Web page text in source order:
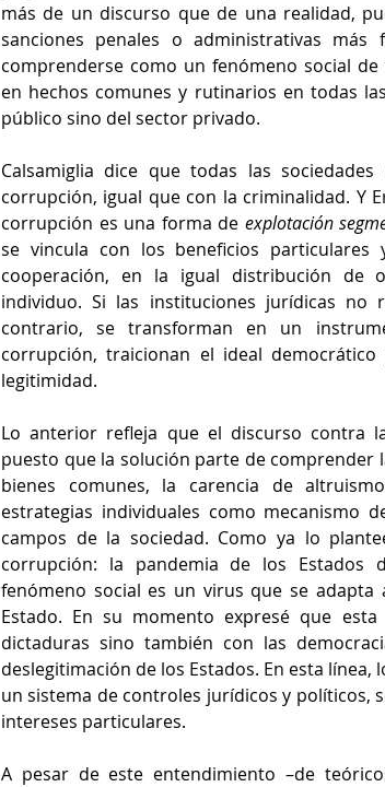
más de un discurso que de una realidad,
sanciones penales o administrativas
comprenderse como un fenómeno social
en hechos comunes y rutinarios en todas
público sino del sector privado.
Calsamiglia dice que todas las
corrupción, igual que con la criminalidad. Y
corrupción es una forma de explotación
se vincula con los beneficios
cooperación, en la igual distribución de
individuo. Si las instituciones jurídicas
contrario, se transforman en un
corrupción, traicionan el ideal
legitimidad.
Lo anterior refleja que el discurso contra
puesto que la solución parte de comprender
bienes comunes, la carencia de
estrategias individuales como mecanismo
campos de la sociedad. Como ya lo
corrupción: la pandemia de los Estados
fenómeno social es un virus que se
Estado. En su momento expresé que
dictaduras sino también con las
deslegitimación de los Estados. En esta
un sistema de controles jurídicos y políticos,
intereses particulares.
A pesar de este entendimiento –de